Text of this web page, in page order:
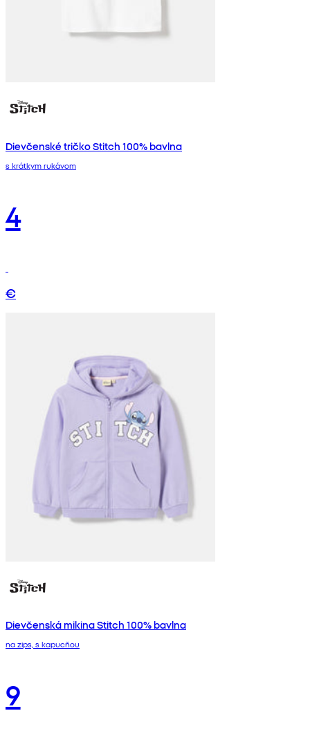
Dievčenské tričko Stitch 100% bavlna
s krátkym rukávom
4
€
Dievčenská mikina Stitch 100% bavlna
na zips, s kapucňou
9